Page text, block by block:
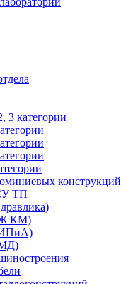
3 категории
конструкций
ТП
КМ)